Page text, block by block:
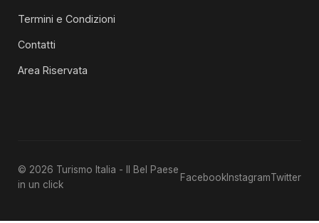
Termini e Condizioni
Contatti
Area Riservata
© 2026 Turismo Italia - Il Bel Paese
in un click
FacebookInstagramTwitter